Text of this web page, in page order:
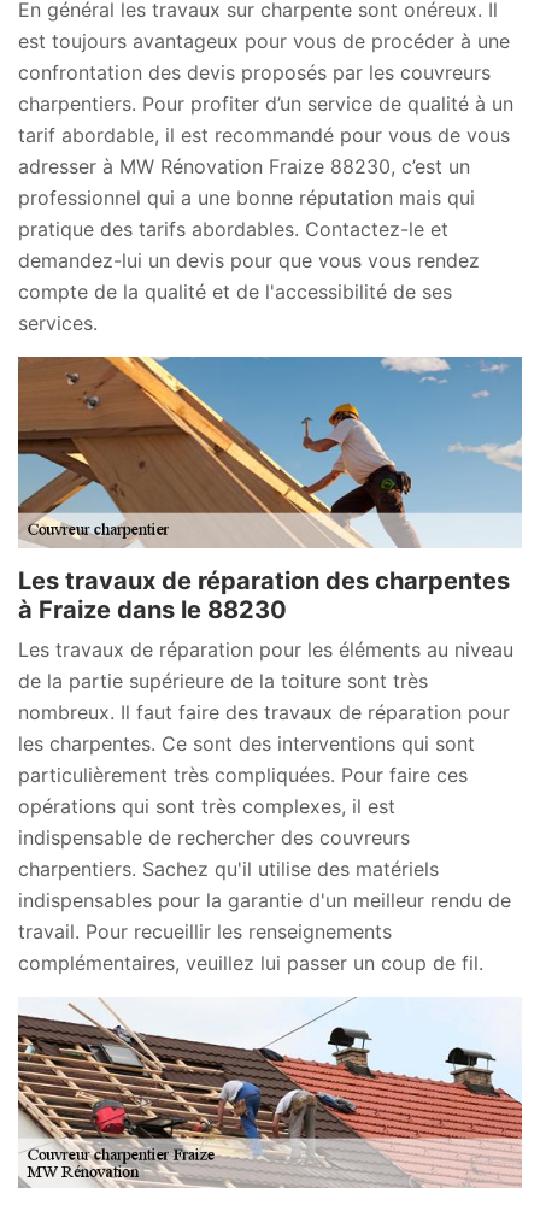
En général les travaux sur charpente sont onéreux. Il
est toujours avantageux pour vous de procéder à une
confrontation des devis proposés par les couvreurs
charpentiers. Pour profiter d’un service de qualité à un
tarif abordable, il est recommandé pour vous de vous
adresser à MW Rénovation Fraize 88230, c’est un
professionnel qui a une bonne réputation mais qui
pratique des tarifs abordables. Contactez-le et
demandez-lui un devis pour que vous vous rendez
compte de la qualité et de l'accessibilité de ses
services.
Les travaux de réparation des charpentes
à Fraize dans le 88230
Les travaux de réparation pour les éléments au niveau
de la partie supérieure de la toiture sont très
nombreux. Il faut faire des travaux de réparation pour
les charpentes. Ce sont des interventions qui sont
particulièrement très compliquées. Pour faire ces
opérations qui sont très complexes, il est
indispensable de rechercher des couvreurs
charpentiers. Sachez qu'il utilise des matériels
indispensables pour la garantie d'un meilleur rendu de
travail. Pour recueillir les renseignements
complémentaires, veuillez lui passer un coup de fil.